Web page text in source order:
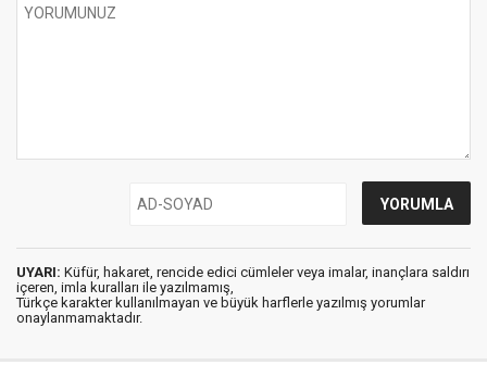
UYARI: Küfür, hakaret, rencide edici cümleler veya imalar, inançlara saldırı
içeren, imla kuralları ile yazılmamış,
Türkçe karakter kullanılmayan ve büyük harflerle yazılmış yorumlar
onaylanmamaktadır.